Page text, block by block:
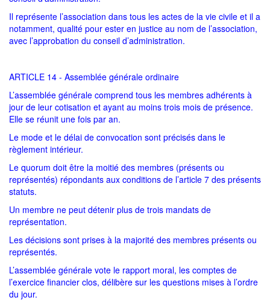
Il représente l’association dans tous les actes de la vie civile et il a
notamment, qualité pour ester en justice au nom de l’association,
avec l’approbation du conseil d’administration.
ARTICLE 14 - Assemblée générale ordinaire
L’assemblée générale comprend tous les membres adhérents à
jour de leur cotisation et ayant au moins trois mois de présence.
Elle se réunit une fois par an.
Le mode et le délai de convocation sont précisés dans le
règlement intérieur.
Le quorum doit être la moitié des membres (présents ou
représentés) répondants aux conditions de l’article 7 des présents
statuts.
Un membre ne peut détenir plus de trois mandats de
représentation.
Les décisions sont prises à la majorité des membres présents ou
représentés.
L’assemblée générale vote le rapport moral, les comptes de
l’exercice financier clos, délibère sur les questions mises à l’ordre
du jour.